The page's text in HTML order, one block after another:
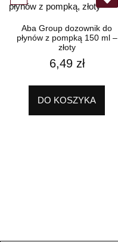
Aba Group dozownik do
płynów z pompką 150 ml –
złoty
6,49 zł
DO KOSZYKA